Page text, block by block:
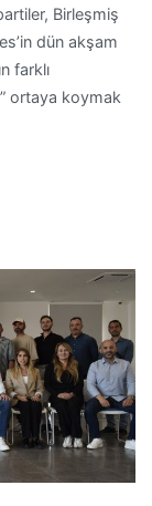
Birleşmiş
dün akşam
farklı
ortaya koymak